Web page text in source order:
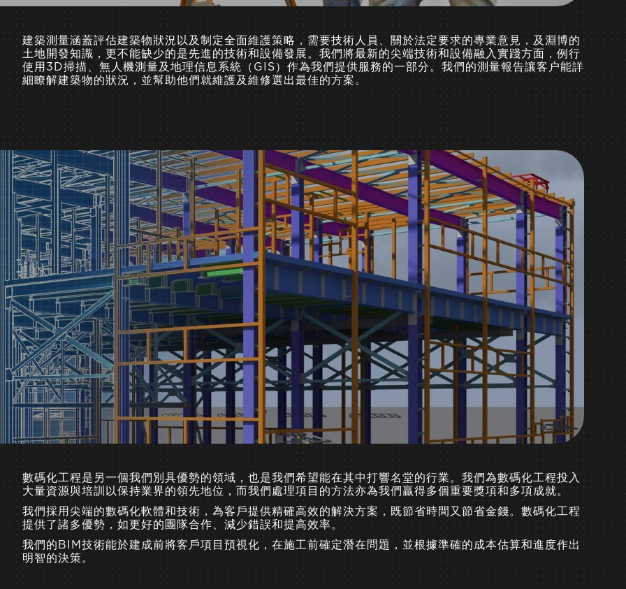
建築測量涵蓋評估建築物狀況以及制定全面維護策略，需要技術人員、關於法定要求的專業意見，及淵博的
土地開發知識，更不能缺少的是先進的技術和設備發展。我們將最新的尖端技術和設備融入實踐方面，例行
使用3D掃描、無人機測量及地理信息系統（GIS）作為我們提供服務的一部分。我們的測量報告讓客户能詳
細瞭解建築物的狀況，並幫助他們就維護及維修選出最佳的方案。
數碼化工程是另一個我們別具優勢的領域，也是我們希望能在其中打響名堂的行業。我們為數碼化工程投入
大量資源與培訓以保持業界的領先地位，而我們處理項目的方法亦為我們贏得多個重要獎項和多項成就。
我們採用尖端的數碼化軟體和技術，為客戶提供精確高效的解決方案，既節省時間又節省金錢。數碼化工程
提供了諸多優勢，如更好的團隊合作、減少錯誤和提高效率。
我們的BIM技術能於建成前將客戶項目預視化，在施工前確定潛在問題，並根據準確的成本估算和進度作出
明智的決策。